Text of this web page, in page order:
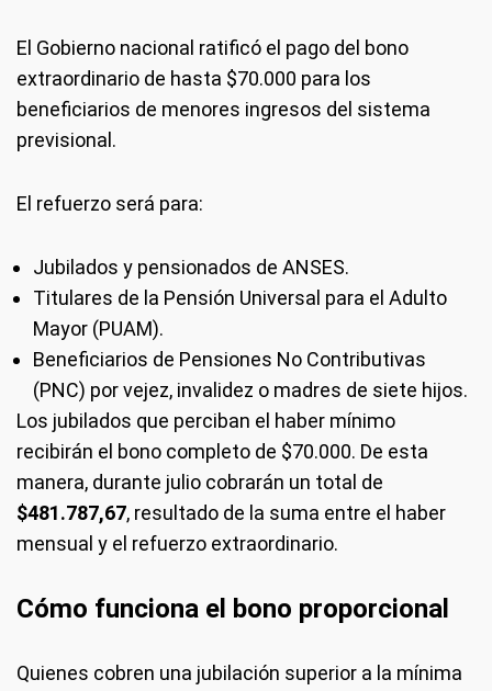
El Gobierno nacional ratificó el pago del bono
extraordinario de hasta $70.000 para los
beneficiarios de menores ingresos del sistema
previsional.
El refuerzo será para:
Jubilados y pensionados de ANSES.
Titulares de la Pensión Universal para el Adulto
Mayor (PUAM).
Beneficiarios de Pensiones No Contributivas
(PNC) por vejez, invalidez o madres de siete hijos.
Los jubilados que perciban el haber mínimo
recibirán el bono completo de $70.000. De esta
manera, durante julio cobrarán un total de
$481.787,67, resultado de la suma entre el haber
mensual y el refuerzo extraordinario.
Cómo funciona el bono proporcional
Quienes cobren una jubilación superior a la mínima